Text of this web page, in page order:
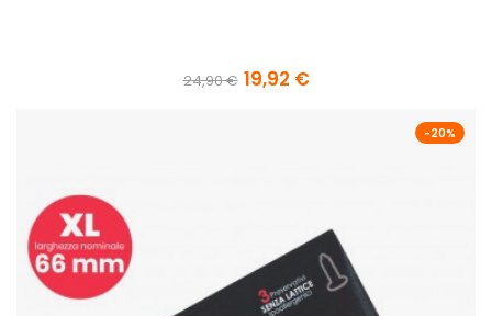
24,90 € 19,92 €
-20%